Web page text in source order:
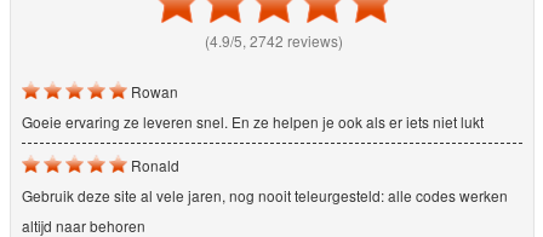
(4.9/5, 2742 reviews)
Rowan
Goeie ervaring ze leveren snel. En ze helpen je ook als er iets niet lukt
Ronald
Gebruik deze site al vele jaren, nog nooit teleurgesteld: alle codes werken
altijd naar behoren